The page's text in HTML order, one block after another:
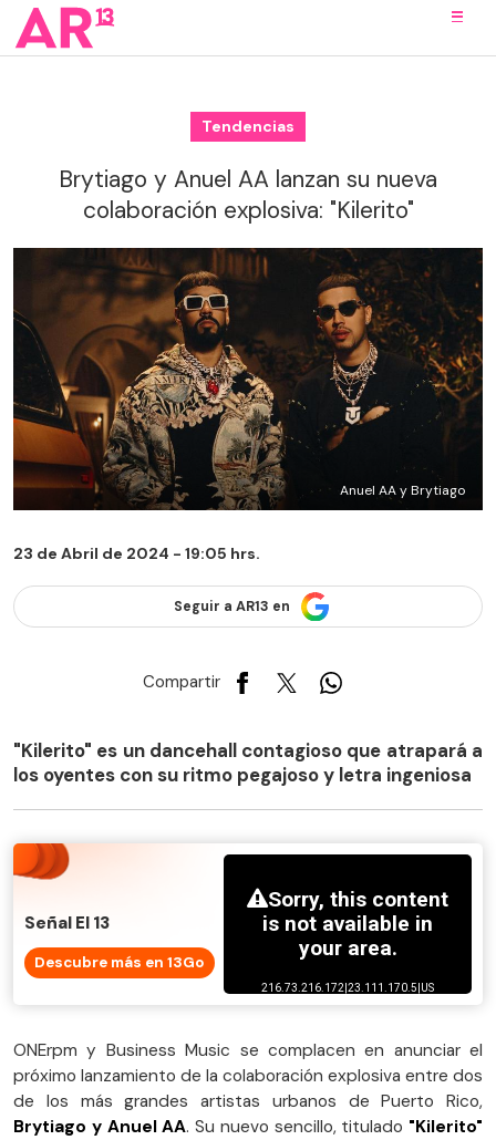
Tendencias
Brytiago y Anuel AA lanzan su nueva
colaboración explosiva: "Kilerito"
Anuel AA y Brytiago
23 de Abril de 2024 - 19:05 hrs.
Seguir a AR13 en
Compartir
"Kilerito" es un dancehall contagioso que atrapará a
los oyentes con su ritmo pegajoso y letra ingeniosa
Señal El 13
Descubre más en 13Go
ONErpm y Business Music se complacen en anunciar el
próximo lanzamiento de la colaboración explosiva entre dos
de los más grandes artistas urbanos de Puerto Rico,
Brytiago y Anuel AA. Su nuevo sencillo, titulado "Kilerito"